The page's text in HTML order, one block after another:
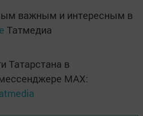
важным и интересным в
Татмедиа
Татарстана в
MАХ: